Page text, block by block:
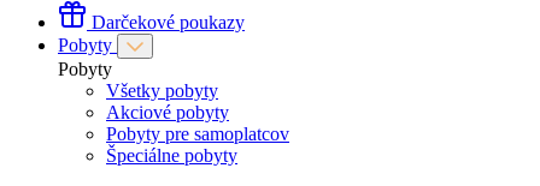
Darčekové poukazy
Pobyty
Pobyty
Všetky pobyty
Akciové pobyty
Pobyty pre samoplatcov
Špeciálne pobyty